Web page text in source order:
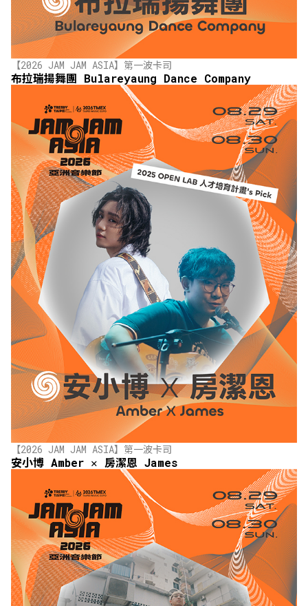
【2026 JAM JAM ASIA】第一波卡司
布拉瑞揚舞團 Bulareyaung Dance Company
【2026 JAM JAM ASIA】第一波卡司
安小博 Amber ✕ 房潔恩 James